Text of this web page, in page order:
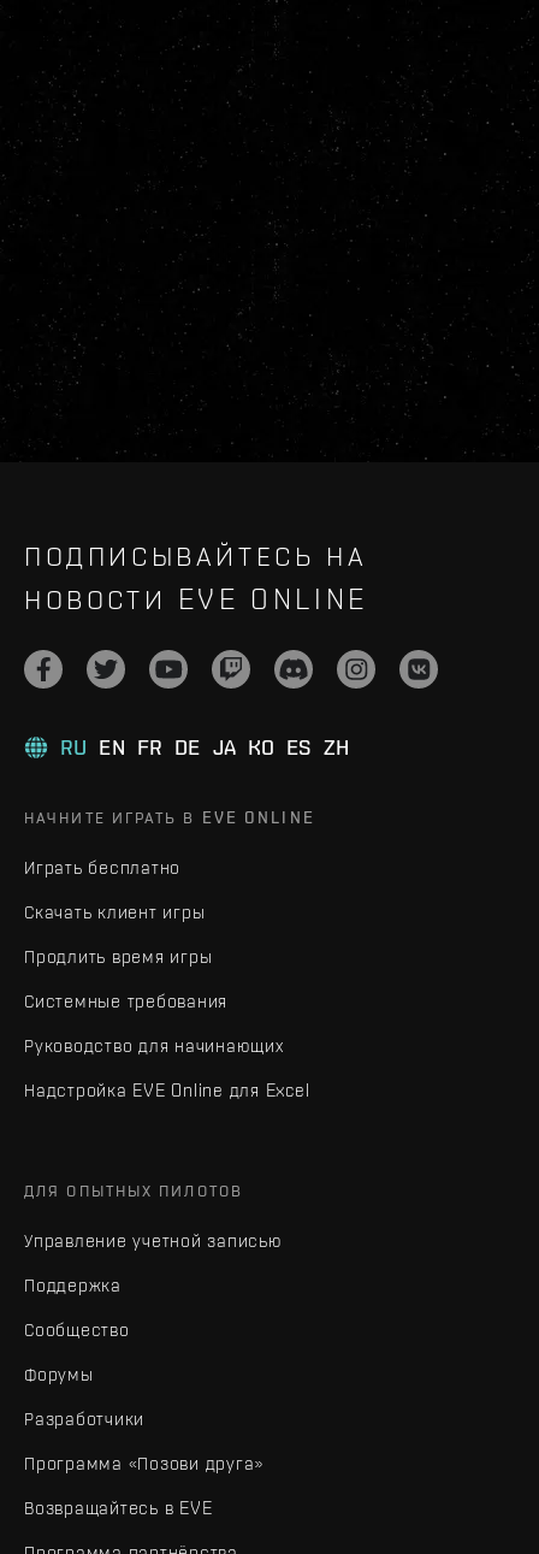
ПОДПИСЫВАЙТЕСЬ НА
НОВОСТИ EVE ONLINE
RU EN FR DE JA KO ES ZH
НАЧНИТЕ ИГРАТЬ В EVE ONLINE
Играть бесплатно
Скачать клиент игры
Продлить время игры
Системные требования
Руководство для начинающих
Надстройка EVE Online для Excel
ДЛЯ ОПЫТНЫХ ПИЛОТОВ
Управление учетной записью
Поддержка
Сообщество
Форумы
Разработчики
Программа «Позови друга»
Возвращайтесь в EVE